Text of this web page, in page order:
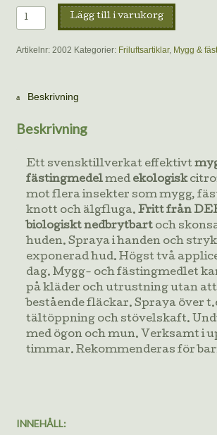
Mygg-
och
fästingmedel,
Sjö&Hav
+
Fästing
Lägg till i varukorg
Artikelnr: 2002 Kategorier: Friluftsartiklar, Mygg &
Beskrivning
Beskrivning
Ett svensktillverkat effektivt
fästingmedelmed ekologisk
mot flera insekter som mygg,
knott och älgfluga. Fritt från
biologiskt nedbrytbartoch
huden. Spraya i handen och
exponerad hud. Högst två
dag. Mygg- och fästingmedlet
på kläder och utrustning utan att
bestående fläckar. Spraya över
tältöppning och stövelskaft.
med ögon och mun. Verksamt i
timmar. Rekommenderas för
INNEHÅLL: